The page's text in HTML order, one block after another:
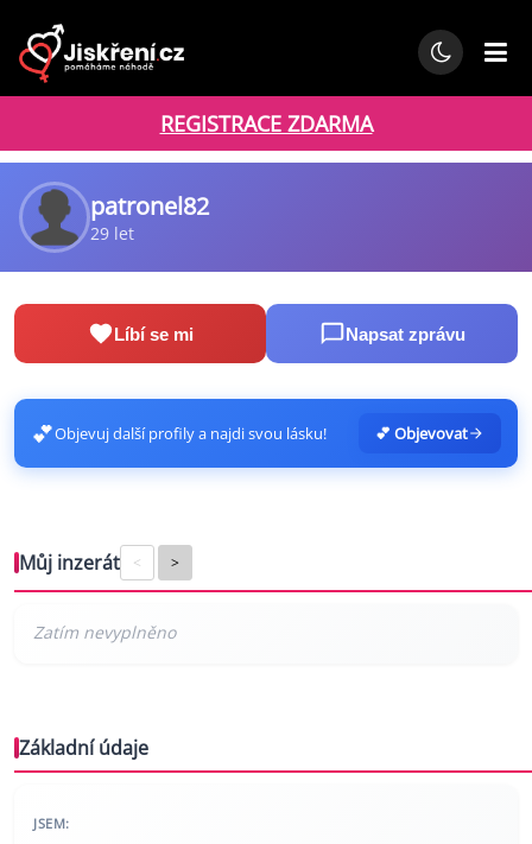
REGISTRACE ZDARMA
patronel82
29 let
Líbí se mi Napsat zprávu
💕Objevuj další profily a najdi svou lásku! 💕 Objevovat
Můj inzerát < >
Základní údaje
JSEM: